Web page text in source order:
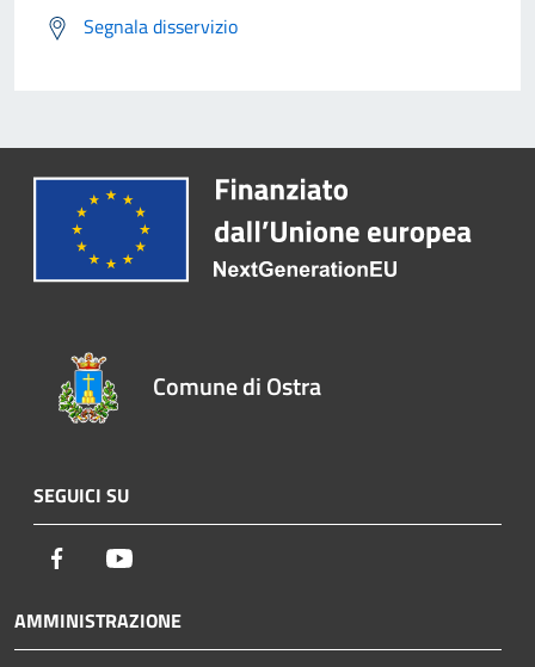
Segnala disservizio
Comune di Ostra
SEGUICI SU
Facebook
AMMINISTRAZIONE